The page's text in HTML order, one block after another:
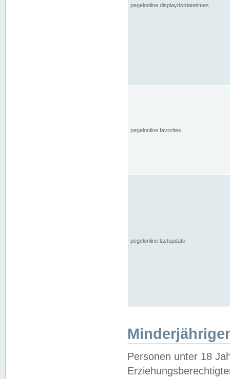
pegelonline.displaydstdatetimes
pegelonline.favorites
pegelonline.lastupdate
Personen unter 18